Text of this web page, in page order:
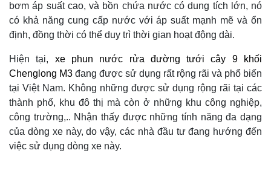
bơm áp suất cao, và bồn chứa nước có dung tích lớn, nó
có khả năng cung cấp nước với áp suất mạnh mẽ và ổn
định, đồng thời có thể duy trì thời gian hoạt động dài.
Hiện tại, xe phun nước rửa đường tưới cây 9 khối
Chenglong M3 đang được sử dụng rất rộng rãi và phổ biến
tại Việt Nam. Không những được sử dụng rộng rãi tại các
thành phố, khu đô thị mà còn ở những khu công nghiệp,
công trường,.. Nhận thấy được những tính năng đa dạng
của dòng xe này, do vậy, các nhà đầu tư đang hướng đến
việc sử dụng dòng xe này.